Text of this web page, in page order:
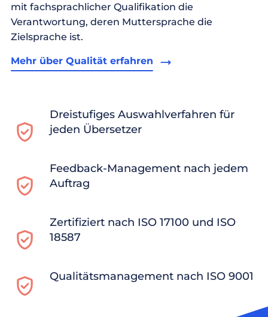
mit fachsprachlicher Qualifikation die
Verantwortung, deren Muttersprache die
Zielsprache ist.
Mehr über Qualität erfahren
Dreistufiges Auswahlverfahren für
jeden Übersetzer
Feedback-Management nach jedem
Auftrag
Zertifiziert nach ISO 17100 und ISO
18587
Qualitätsmanagement nach ISO 9001